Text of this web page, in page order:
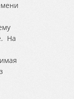
На